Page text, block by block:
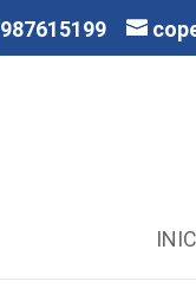
987615199